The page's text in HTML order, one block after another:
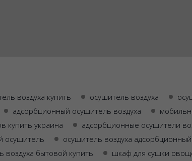
воздуха купить осушитель воздуха
адсорбционный осушитель воздуха
купить украина
адсорбционные осушители
осушитель осушитель воздуха адсорбционный
воздуха бытовой купить шкаф для сушки